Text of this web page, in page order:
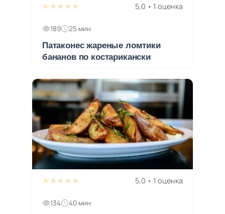
★★★★★ 5,0 • 1 оценка
189 25 мин
Патаконес жареные ломтики
бананов по костарикански
★★★★★ 5,0 • 1 оценка
134 40 мин